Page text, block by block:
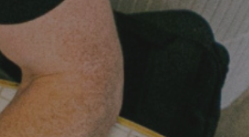
Marchés publics
Projets financés par l'Europe